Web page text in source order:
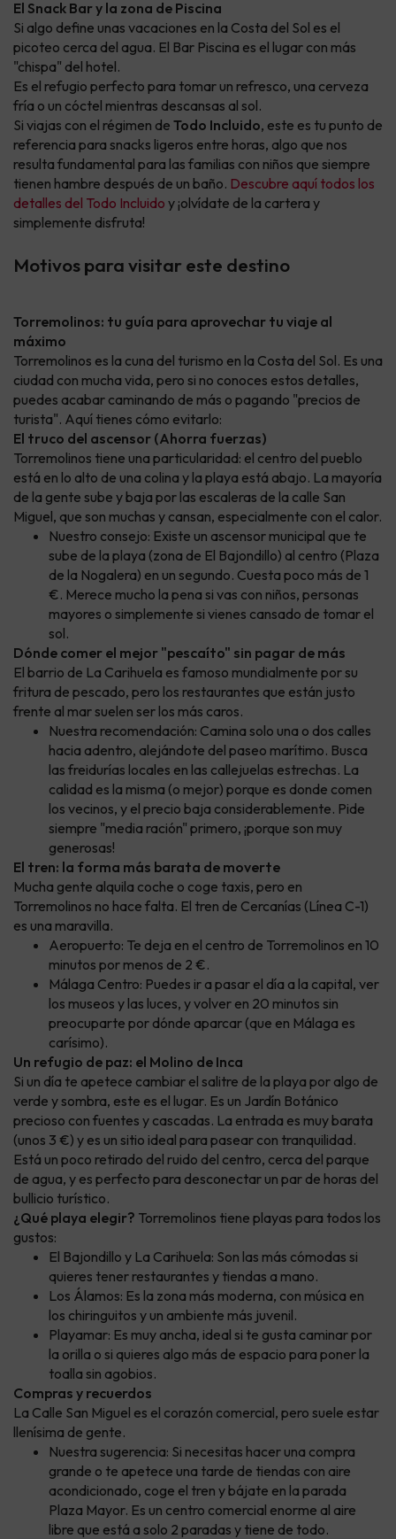
El Snack Bar y la zona de Piscina
Si algo define unas vacaciones en la Costa del Sol es el
picoteo cerca del agua. El Bar Piscina es el lugar con más
"chispa" del hotel.
Es el refugio perfecto para tomar un refresco, una cerveza
fría o un cóctel mientras descansas al sol.
Si viajas con el régimen de Todo Incluido, este es tu punto de
referencia para snacks ligeros entre horas, algo que nos
resulta fundamental para las familias con niños que siempre
tienen hambre después de un baño. Descubre aquí todos los
detalles del Todo Incluido y ¡olvídate de la cartera y
simplemente disfruta!
Motivos para visitar este destino
Torremolinos: tu guía para aprovechar tu viaje al
máximo
Torremolinos es la cuna del turismo en la Costa del Sol. Es una
ciudad con mucha vida, pero si no conoces estos detalles,
puedes acabar caminando de más o pagando "precios de
turista". Aquí tienes cómo evitarlo:
El truco del ascensor (Ahorra fuerzas)
Torremolinos tiene una particularidad: el centro del pueblo
está en lo alto de una colina y la playa está abajo. La mayoría
de la gente sube y baja por las escaleras de la calle San
Miguel, que son muchas y cansan, especialmente con el calor.
Nuestro consejo: Existe un ascensor municipal que te
sube de la playa (zona de El Bajondillo) al centro (Plaza
de la Nogalera) en un segundo. Cuesta poco más de 1
€. Merece mucho la pena si vas con niños, personas
mayores o simplemente si vienes cansado de tomar el
sol.
Dónde comer el mejor "pescaíto" sin pagar de más
El barrio de La Carihuela es famoso mundialmente por su
fritura de pescado, pero los restaurantes que están justo
frente al mar suelen ser los más caros.
Nuestra recomendación: Camina solo una o dos calles
hacia adentro, alejándote del paseo marítimo. Busca
las freidurías locales en las callejuelas estrechas. La
calidad es la misma (o mejor) porque es donde comen
los vecinos, y el precio baja considerablemente. Pide
siempre "media ración" primero, ¡porque son muy
generosas!
El tren: la forma más barata de moverte
Mucha gente alquila coche o coge taxis, pero en
Torremolinos no hace falta. El tren de Cercanías (Línea C-1)
es una maravilla.
Aeropuerto: Te deja en el centro de Torremolinos en 10
minutos por menos de 2 €.
Málaga Centro: Puedes ir a pasar el día a la capital, ver
los museos y las luces, y volver en 20 minutos sin
preocuparte por dónde aparcar (que en Málaga es
carísimo).
Un refugio de paz: el Molino de Inca
Si un día te apetece cambiar el salitre de la playa por algo de
verde y sombra, este es el lugar. Es un Jardín Botánico
precioso con fuentes y cascadas. La entrada es muy barata
(unos 3 €) y es un sitio ideal para pasear con tranquilidad.
Está un poco retirado del ruido del centro, cerca del parque
de agua, y es perfecto para desconectar un par de horas del
bullicio turístico.
¿Qué playa elegir? Torremolinos tiene playas para todos los
gustos:
El Bajondillo y La Carihuela: Son las más cómodas si
quieres tener restaurantes y tiendas a mano.
Los Álamos: Es la zona más moderna, con música en
los chiringuitos y un ambiente más juvenil.
Playamar: Es muy ancha, ideal si te gusta caminar por
la orilla o si quieres algo más de espacio para poner la
toalla sin agobios.
Compras y recuerdos
La Calle San Miguel es el corazón comercial, pero suele estar
llenísima de gente.
Nuestra sugerencia: Si necesitas hacer una compra
grande o te apetece una tarde de tiendas con aire
acondicionado, coge el tren y bájate en la parada
Plaza Mayor. Es un centro comercial enorme al aire
libre que está a solo 2 paradas y tiene de todo.